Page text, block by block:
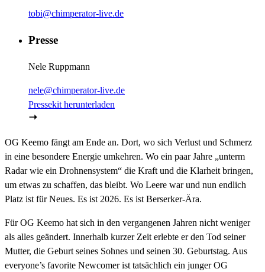
tobi@chimperator-live.de
Presse
Nele Ruppmann
nele@chimperator-live.de
Pressekit herunterladen
OG Keemo fängt am Ende an. Dort, wo sich Verlust und Schmerz
in eine besondere Energie umkehren. Wo ein paar Jahre „unterm
Radar wie ein Drohnensystem“ die Kraft und die Klarheit bringen,
um etwas zu schaffen, das bleibt. Wo Leere war und nun endlich
Platz ist für Neues. Es ist 2026. Es ist Berserker-Ära.
Für OG Keemo hat sich in den vergangenen Jahren nicht weniger
als alles geändert. Innerhalb kurzer Zeit erlebte er den Tod seiner
Mutter, die Geburt seines Sohnes und seinen 30. Geburtstag. Aus
everyone’s favorite Newcomer ist tatsächlich ein junger OG